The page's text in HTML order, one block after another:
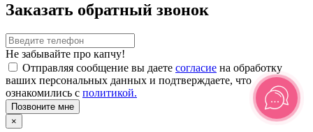
Заказать обратный звонок
Не забывайте про капчу!
Отправляя сообщение вы даете согласие на обработку
ваших персональных данных и подтверждаете, что
ознакомились с политикой.
Позвоните мне
×